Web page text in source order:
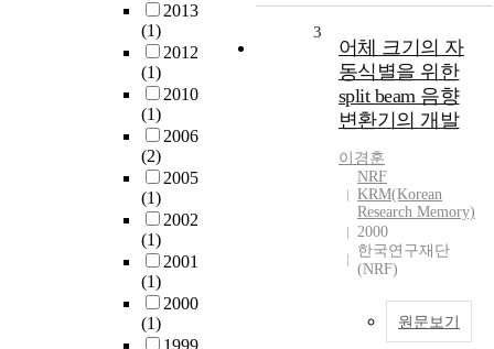
2013
(1)
2012
(1)
2010
(1)
2006
(2)
2005
(1)
2002
(1)
2001
(1)
2000
(1)
3
어체 크기의 자
동식별을 위한
split beam 음향
변환기의 개발
이경훈
NRF
KRM(Korean
Research Memory)
2000
한국연구재단
(NRF)
원문보기